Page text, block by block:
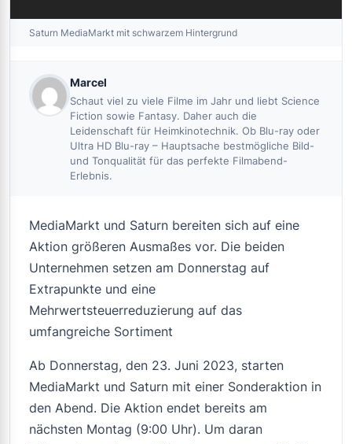
Saturn MediaMarkt mit schwarzem Hintergrund
Marcel
Schaut viel zu viele Filme im Jahr und liebt Science
Fiction sowie Fantasy. Daher auch die
Leidenschaft für Heimkinotechnik. Ob Blu-ray oder
Ultra HD Blu-ray – Hauptsache bestmögliche Bild-
und Tonqualität für das perfekte Filmabend-
Erlebnis.
MediaMarkt und Saturn bereiten sich auf eine
Aktion größeren Ausmaßes vor. Die beiden
Unternehmen setzen am Donnerstag auf
Extrapunkte und eine
Mehrwertsteuerreduzierung auf das
umfangreiche Sortiment
Ab Donnerstag, den 23. Juni 2023, starten
MediaMarkt und Saturn mit einer Sonderaktion in
den Abend. Die Aktion endet bereits am
nächsten Montag (9:00 Uhr). Um daran